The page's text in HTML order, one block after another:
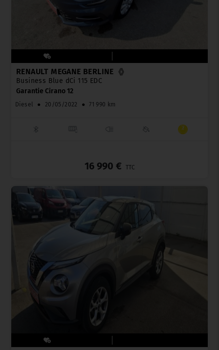
RENAULT MEGANE BERLINE
Business Blue dCi 115 EDC
Garantie Cirano 12
Diesel ● 20/05/2022 ● 71 990 km
16 990 € TTC